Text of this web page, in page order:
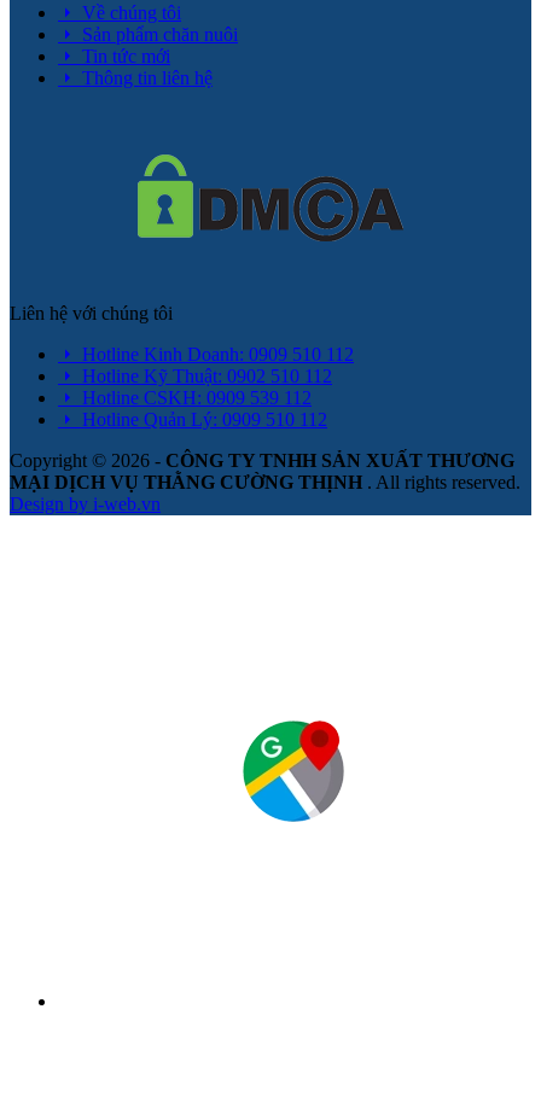
Về chúng tôi
Sản phẩm chăn nuôi
Tin tức mới
Thông tin liên hệ
Liên hệ với chúng tôi
Hotline Kinh Doanh: 0909 510 112
Hotline Kỹ Thuật: 0902 510 112
Hotline CSKH: 0909 539 112
Hotline Quản Lý: 0909 510 112
Copyright © 2026 - CÔNG TY TNHH SẢN XUẤT THƯƠNG
MẠI DỊCH VỤ THẰNG CƯỜNG THỊNH . All rights reserved.
Design by i-web.vn